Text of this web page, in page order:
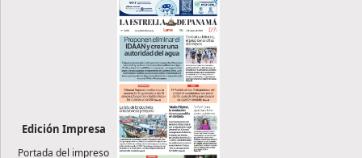
Edición Impresa
Portada del impreso